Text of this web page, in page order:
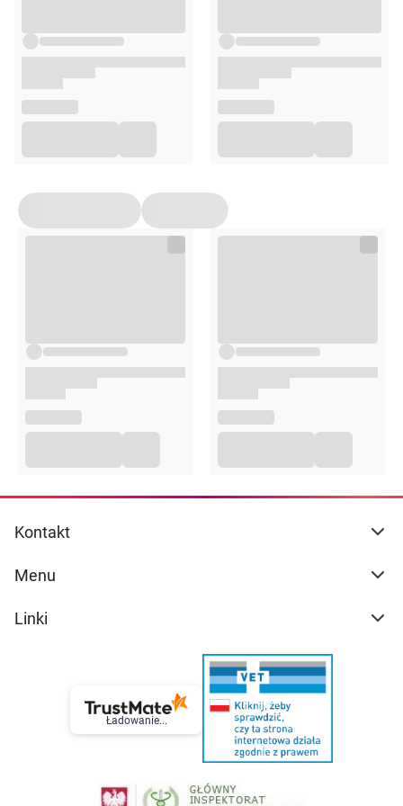
1 śrubka
1 mały śrubokręt
Zawieszka
Instrukcja w języku polskim
Posiada deklarację zgodności UE
Zawiera instrukcję obsługi oraz interfejs w języku
Zawiera etykietę w języku polskim
Kontakt
Menu
Linki
Ładowanie...